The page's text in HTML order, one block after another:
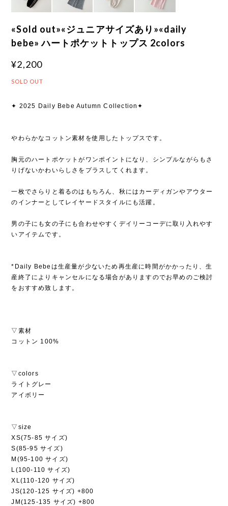
«Sold out»«ジュニアサイズあり»«daily
bebe» ハートポケットトップス 2colors
¥2,200
SOLD OUT
✦ 2025 Daily Bebe Autumn Collection✦
やわらかなコットン素材を使用したトップスです。
胸元のハートポケットがワンポイントになり、シンプルながらもさ
りげないかわいらしさをプラスしてくれます。
一枚でさらりと着るのはもちろん、秋にはカーディガンやアウター
のインナーとしてレイヤードスタイルにも活躍。
男の子にも女の子にも合わせやすくデイリーコーデに取り入れやす
いアイテムです。
*Daily Bebeは生産量が少ないため再生産に時間がかかったり、生
産終了によりキャンセルになる場合がありますのでお早めのご検討
をおすすめ致します。
▽素材
コットン 100%
▽colors
ライトグレー
アイボリー
▽size
XS(75-85 サイズ)
S(85-95 サイズ)
M(95-100 サイズ)
L(100-110 サイズ)
XL(110-120 サイズ)
JS(120-125 サイズ) +800
JM(125-135 サイズ) +800